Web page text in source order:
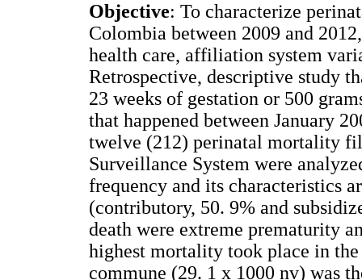
Objective: To characterize
Colombia between 2009 and
health care, affiliation system
Retrospective, descriptive study
23 weeks of gestation or 500
that happened between January
twelve (212) perinatal mortality
Surveillance System were
frequency and its characteristics
(contributory, 50. 9% and
death were extreme prematurity
highest mortality took place in
commune (29. 1 x 1000 nv) was